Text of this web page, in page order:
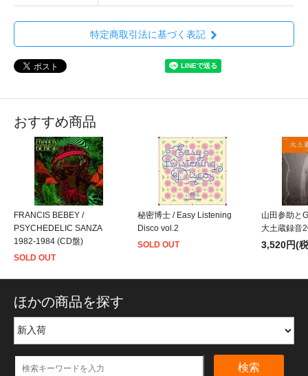
特定商取引法に基づく表記
おすすめ商品
FRANCIS BEBEY /
PSYCHEDELIC SANZA
1982-1984 (CD盤)
SOLD OUT
秘密博士 / Easy Listening
Disco vol.2
SOLD OUT
山田参助と
大土蔵録音
3,520円(
ほかの商品を探す
検索